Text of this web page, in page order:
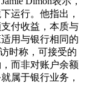
运行。他指出，
付收益，本质与
用与银行相同的
时称，可接受的
而非对账户余额
属于银行业务，